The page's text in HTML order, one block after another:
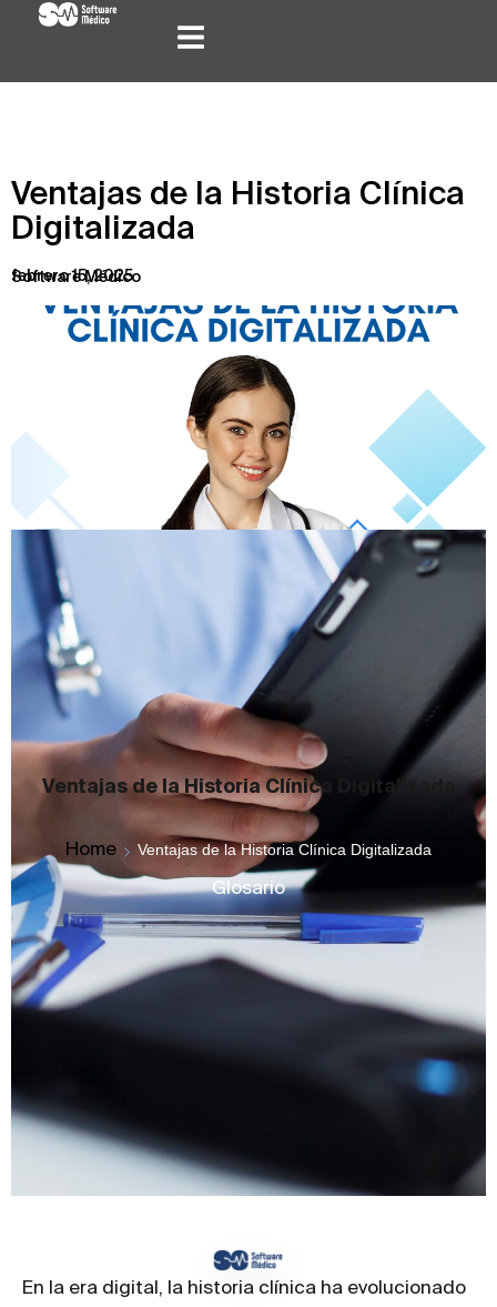
Ventajas de la Historia Clínica
Digitalizada
febrero 15, 2025
Software Médico
Ventajas de la Historia Clínica Digitalizada
Home Ventajas de la Historia Clínica Digitalizada
Glosario
En la era digital, la historia clínica ha evolucionado